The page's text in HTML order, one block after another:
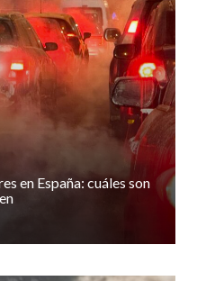
en España: cuáles son